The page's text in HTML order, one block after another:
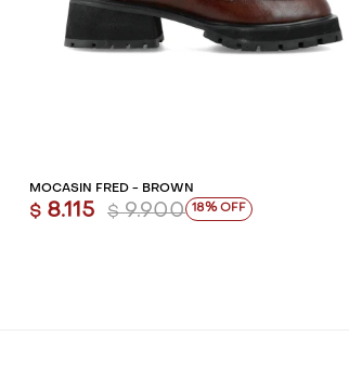
MOCASÍN FRED - BROWN
$ 8.115 $ 9.900 18